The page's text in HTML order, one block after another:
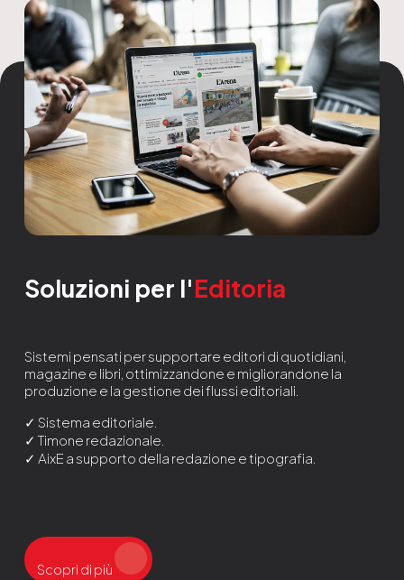
Soluzioni per l'Editoria
Sistemi pensati per supportare editori di quotidiani,
magazine e libri, ottimizzandone e migliorandone la
produzione e la gestione dei flussi editoriali.
✓ Sistema editoriale.
✓ Timone redazionale.
✓ AixE a supporto della redazione e tipografia.
Scopri di più